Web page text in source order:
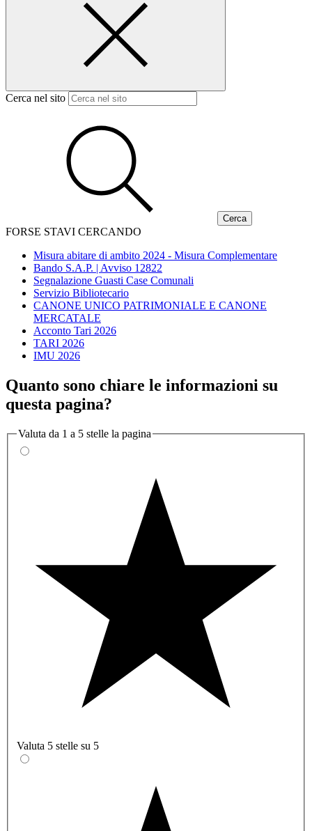
Cerca nel sito
FORSE STAVI CERCANDO
Misura abitare di ambito 2024 - Misura Complementare
Bando S.A.P. | Avviso 12822
Segnalazione Guasti Case Comunali
Servizio Bibliotecario
CANONE UNICO PATRIMONIALE E CANONE
MERCATALE
Acconto Tari 2026
TARI 2026
IMU 2026
Quanto sono chiare le informazioni su
questa pagina?
Valuta da 1 a 5 stelle la pagina
Valuta 5 stelle su 5